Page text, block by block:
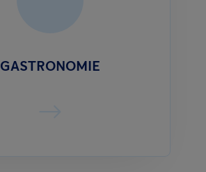
GASTRONOMIE